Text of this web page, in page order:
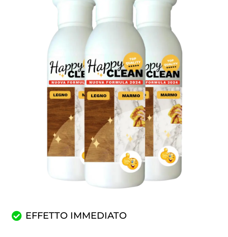
EFFETTO IMMEDIATO